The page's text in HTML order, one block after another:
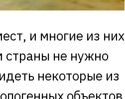
и многие из них
не нужно
некоторые из
объектов